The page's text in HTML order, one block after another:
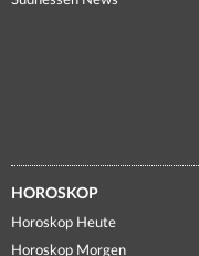
HOROSKOP
Horoskop Heute
Horoskop Morgen